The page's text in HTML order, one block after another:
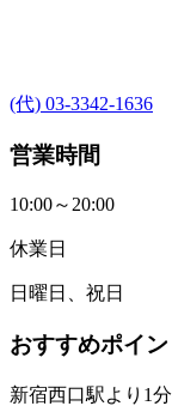
(代) 03-3342-1636
営業時間
10:00～20:00
休業日
日曜日、祝日
おすすめポイン
新宿西口駅より1